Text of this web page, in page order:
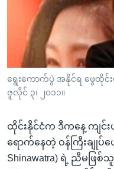
စာမျက်နှာ
သို့
ကြည့်
ရန်
ရှာဖွေ
မကြေးမုံရဲ့ အင်္ဂလိပ်စာ
ရုပ်ရှင်ထဲက အင်္ဂလိပ်စာ
သုတပဒေသာ အင်္ဂလိပ်စာ
ရေဒီယို
တီဗွီ
ရေဒီယိုနှင့်ရုပ်သံ အချက်
ရေဒီယို/တီဗွီအစီအစဉ်
Learning English
ဗွီအိုအေ လူမှုကွန်ယက်များ
ဘာသာစကားများ
ရွေးကောက်ပွဲ အနိုင်ရ ဖွေထိုင်း
ဇူလိုင် ၃၊ ၂၀၁၁။
ထိုင်းနိုင်ငံက ဒီကနေ့ ကျင်
ရောက်နေတဲ့ ဝန်ကြီးချုပ်ဟ
Shinawatra) ရဲ့ ညီမဖြစ်